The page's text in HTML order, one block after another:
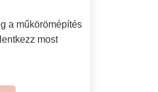
a műkörömépítés
most